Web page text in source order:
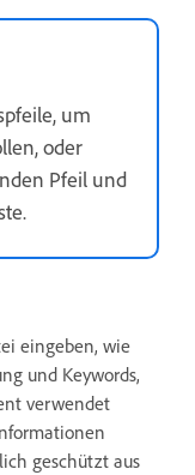
um
oder
Pfeil und
eingeben, wie
und Keywords,
verwendet
geschützt aus